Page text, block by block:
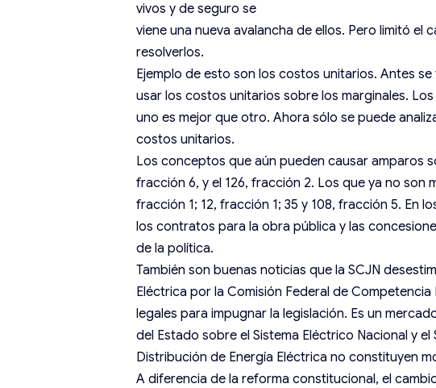
vivos y de seguro se
viene una nueva avalancha de ellos. Pero limitó
resolverlos.
Ejemplo de esto son los costos unitarios. Antes
usar los costos unitarios sobre los marginales.
uno es mejor que otro. Ahora sólo se puede
costos unitarios.
Los conceptos que aún pueden causar amparos
fracción 6, y el 126, fracción 2. Los que ya no son
fracción 1; 12, fracción 1; 35 y 108, fracción 5. En
los contratos para la obra pública y las
de la política.
También son buenas noticias que la SCJN
Eléctrica por la Comisión Federal de
legales para impugnar la legislación. Es un
del Estado sobre el Sistema Eléctrico Nacional y
Distribución de Energía Eléctrica no constituyen
A diferencia de la reforma constitucional, el